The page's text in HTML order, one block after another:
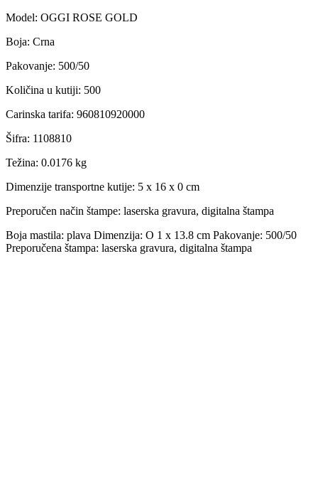
Model: OGGI ROSE GOLD
Boja: Crna
Pakovanje: 500/50
Količina u kutiji: 500
Carinska tarifa: 960810920000
Šifra: 1108810
Težina: 0.0176 kg
Dimenzije transportne kutije: 5 x 16 x 0 cm
Preporučen način štampe: laserska gravura, digitalna štampa
Boja mastila: plava Dimenzija: O 1 x 13.8 cm Pakovanje: 500/50
Preporučena štampa: laserska gravura, digitalna štampa